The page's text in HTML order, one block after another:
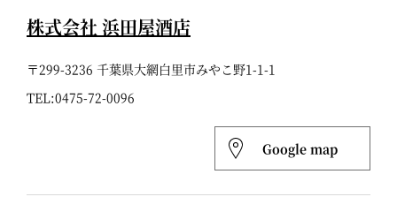
株式会社 浜田屋酒店
〒299-3236 千葉県大網白里市みやこ野1-1-1
TEL:0475-72-0096
Google map